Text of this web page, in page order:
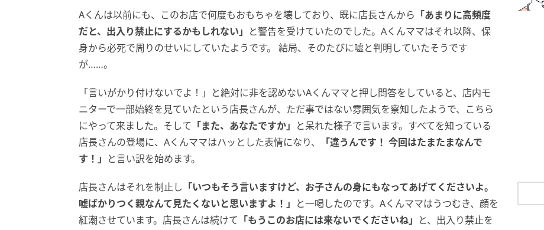
Aくんは以前にも、このお店で何度もおもちゃを壊しており、既に店長さんから 「あまりに高頻度
だと、出入り禁止にするかもしれない」 と警告を受けていたのでした。Aくんママはそれ以降、保
身から必死で周りのせいにしていたようです。 結局、そのたびに嘘と判明していたそうです
が……。
「言いがかり付けないでよ！」と絶対に非を認めないAくんママと押し問答をしていると、店内モ
ニターで一部始終を見ていたという店長さんが、ただ事ではない雰囲気を察知したようで、こちら
にやって来ました。そして 「また、あなたですか」 と呆れた様子で言います。すべてを知っている
店長さんの登場に、Aくんママはハッとした表情になり、
「違うんです！ 今回はたまたまなんで
す！」 と言い訳を始めます。
店長さんはそれを制止し 「いつもそう言いますけど、お子さんの身にもなってあげてくださいよ。
嘘ばかりつく親なんて見たくないと思いますよ！」 と一喝したのです。Aくんママはうつむき、顔を
紅潮させています。店長さんは続けて 「もうこのお店には来ないでくださいね」 と、出入り禁止を